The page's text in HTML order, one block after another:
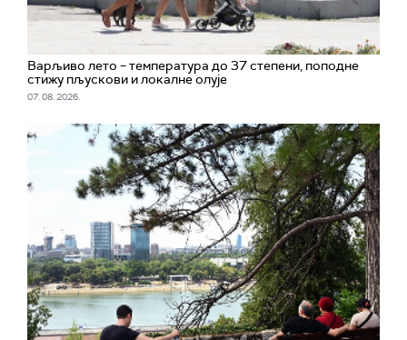
Варљиво лето – температура до 37 степени, поподне
стижу пљускови и локалне олује
07. 08. 2026.